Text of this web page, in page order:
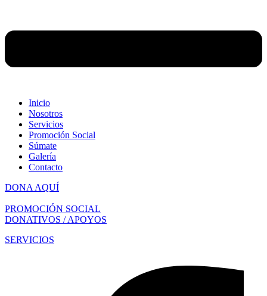
Inicio
Nosotros
Servicios
Promoción Social
Súmate
Galería
Contacto
DONA AQUÍ
PROMOCIÓN SOCIAL
DONATIVOS / APOYOS
SERVICIOS